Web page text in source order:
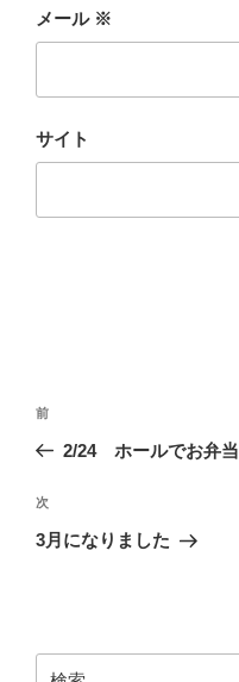
メール ※
サイト
投
ビ
ゲ
ン
前
の
稿
前
2/24 ホールでお弁当
次
の
次
3月になりました